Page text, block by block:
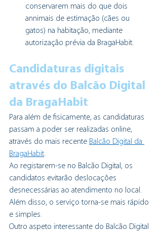
conservarem mais do que dois
annimais de estimação (cães ou
gatos) na habitação, mediante
autorização prévia da BragaHabit.
Candidaturas digitais
através do Balcão Digital
da BragaHabit
Para além de fisicamente, as candidaturas
passam a poder ser realizadas online,
através do mais recente Balcão Digital da
BragaHabit.
Ao registarem-se no Balcão Digital, os
candidatos evitarão deslocações
desnecessárias ao atendimento no local.
Além disso, o serviço torna-se mais rápido
e simples.
Outro aspeto interessante do Balcão Digital